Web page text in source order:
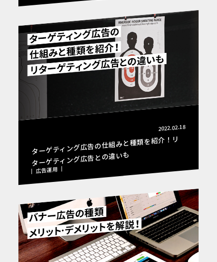
2022.02.18
ターゲティング広告の仕組みと種類を紹介！リ
ターゲティング広告との違いも
広告運用